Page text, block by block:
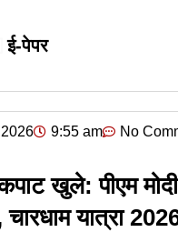
ई-पेपर
9:55 am No
खुले: पीएम
यात्रा